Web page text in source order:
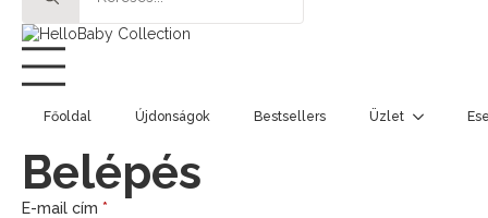
Főoldal Újdonságok Bestsellers Üzlet
Belépés
E-mail cím *